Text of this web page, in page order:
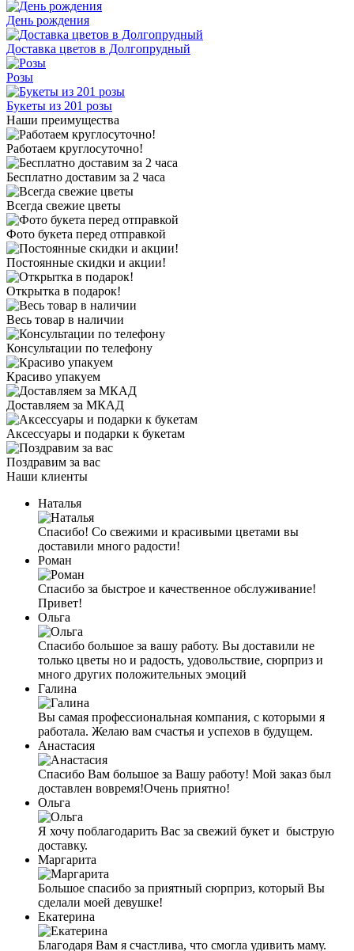
День рождения
Доставка цветов в Долгопрудный
Розы
Букеты из 201 розы
Наши преимущества
Работаем круглосуточно!
Бесплатно доставим за 2 часа
Всегда свежие цветы
Фото букета перед отправкой
Постоянные скидки и акции!
Открытка в подарок!
Весь товар в наличии
Консультации по телефону
Красиво упакуем
Доставляем за МКАД
Аксессуары и подарки к букетам
Поздравим за вас
Наши клиенты
Наталья
Спасибо! Со свежими и красивыми цветами вы
доставили много радости!
Роман
Спасибо за быстрое и качественное обслуживание!
Привет!
Ольга
Спасибо большое за вашу работу. Вы доставили не
только цветы но и радость, удовольствие, сюрприз и
много других положительных эмоций
Галина
Вы самая профессиональная компания, с которыми я
работала. Желаю вам счастья и успехов в будущем.
Анастасия
Спасибо Вам большое за Вашу работу! Мой заказ был
доставлен вовремя!Очень приятно!
Ольга
Я хочу поблагодарить Вас за свежий букет и быструю
доставку.
Маргарита
Большое спасибо за приятный сюрприз, который Вы
сделали моей девушке!
Екатерина
Благодаря Вам я счастливa, что смогла удивить маму.